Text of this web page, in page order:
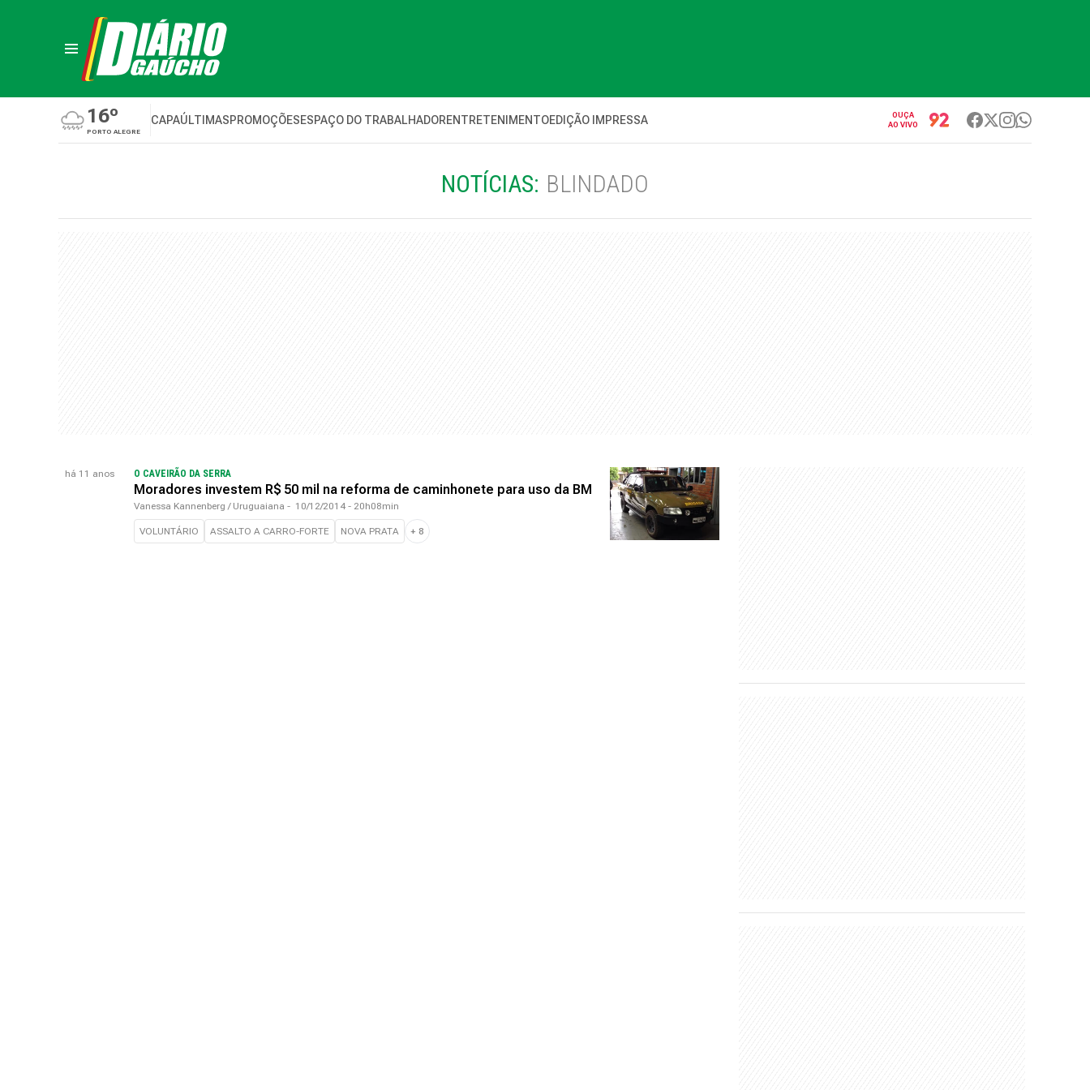
16º
PORTO ALEGRE
CAPAÚLTIMASPROMOÇÕESESPAÇO DO TRABALHADORENTRETENIMENTOEDIÇÃO IMPRESSA
OUÇA
AO VIVO
NOTÍCIAS: BLINDADO
há 11 anos O CAVEIRÃO DA SERRA
Moradores investem R$ 50 mil na reforma de caminhonete para uso da BM
Vanessa Kannenberg / Uruguaiana - 10/12/2014 - 20h08min
VOLUNTÁRIO ASSALTO A CARRO-FORTE NOVA PRATA + 8